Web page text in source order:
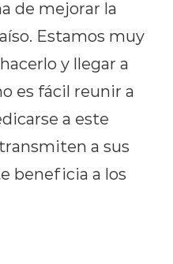
de mejorar la
Estamos muy
y llegar a
es fácil reunir a
a este
a sus
beneficia a los